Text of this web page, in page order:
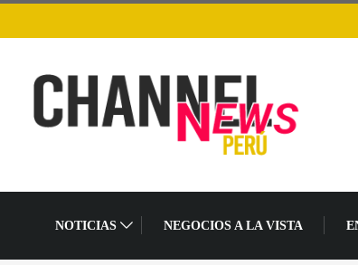
NOTICIAS NEGOCIOS A LA VISTA